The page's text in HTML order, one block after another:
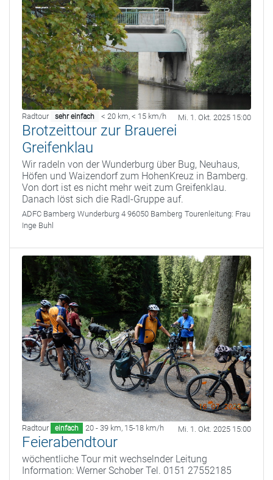
Radtour sehr einfach < 20 km, < 15 km/h Mi. 1. Okt. 2025 15:00
Brotzeittour zur Brauerei
Greifenklau
Wir radeln von der Wunderburg über Bug, Neuhaus,
Höfen und Waizendorf zum HohenKreuz in Bamberg.
Von dort ist es nicht mehr weit zum Greifenklau.
Danach löst sich die Radl-Gruppe auf.
ADFC Bamberg Wunderburg 4 96050 Bamberg Tourenleitung: Frau
Inge Buhl
Radtour einfach 20 - 39 km, 15-18 km/h Mi. 1. Okt. 2025 15:00
Feierabendtour
wöchentliche Tour mit wechselnder Leitung
Information: Werner Schober Tel. 0151 27552185